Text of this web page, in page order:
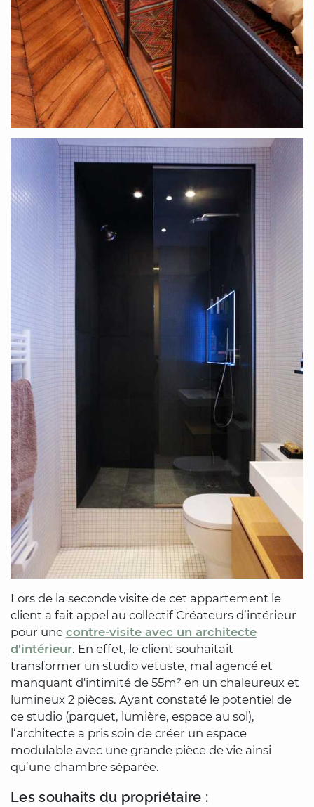
Lors de la seconde visite de cet appartement le
client a fait appel au collectif Créateurs d’intérieur
pour une contre-visite avec un architecte
d'intérieur. En effet, le client souhaitait
transformer un studio vetuste, mal agencé et
manquant d'intimité de 55m² en un chaleureux et
lumineux 2 pièces. Ayant constaté le potentiel de
ce studio (parquet, lumière, espace au sol),
l‘architecte a pris soin de créer un espace
modulable avec une grande pièce de vie ainsi
qu’une chambre séparée.
Les souhaits du propriétaire :